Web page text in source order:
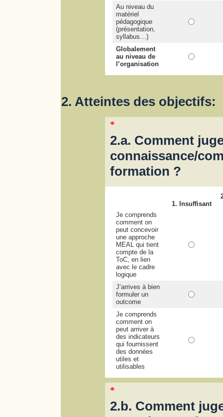
Au niveau du
matériel
pédagogique
(présentation,
syllabus…)
Globalement
au niveau de
l’organisation
2. Atteintes des objectifs:
*
2.a. Comment
connaissance/
formation ?
1. Insuffisant
Je comprends
comment on
peut concevoir
une approche
MEAL qui tient
compte de la
ToC, en lien
avec le cadre
logique
J’arrives à bien
formuler un
outcome
Je comprends
comment on
peut arriver à
des indicateurs
qui fournissent
des données
utiles et
utilisables
*
2.b. Comment